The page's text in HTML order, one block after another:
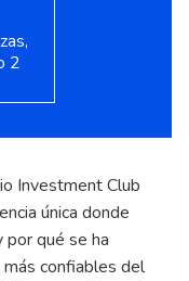
2
Investment Club
única donde
por qué se ha
confiables del